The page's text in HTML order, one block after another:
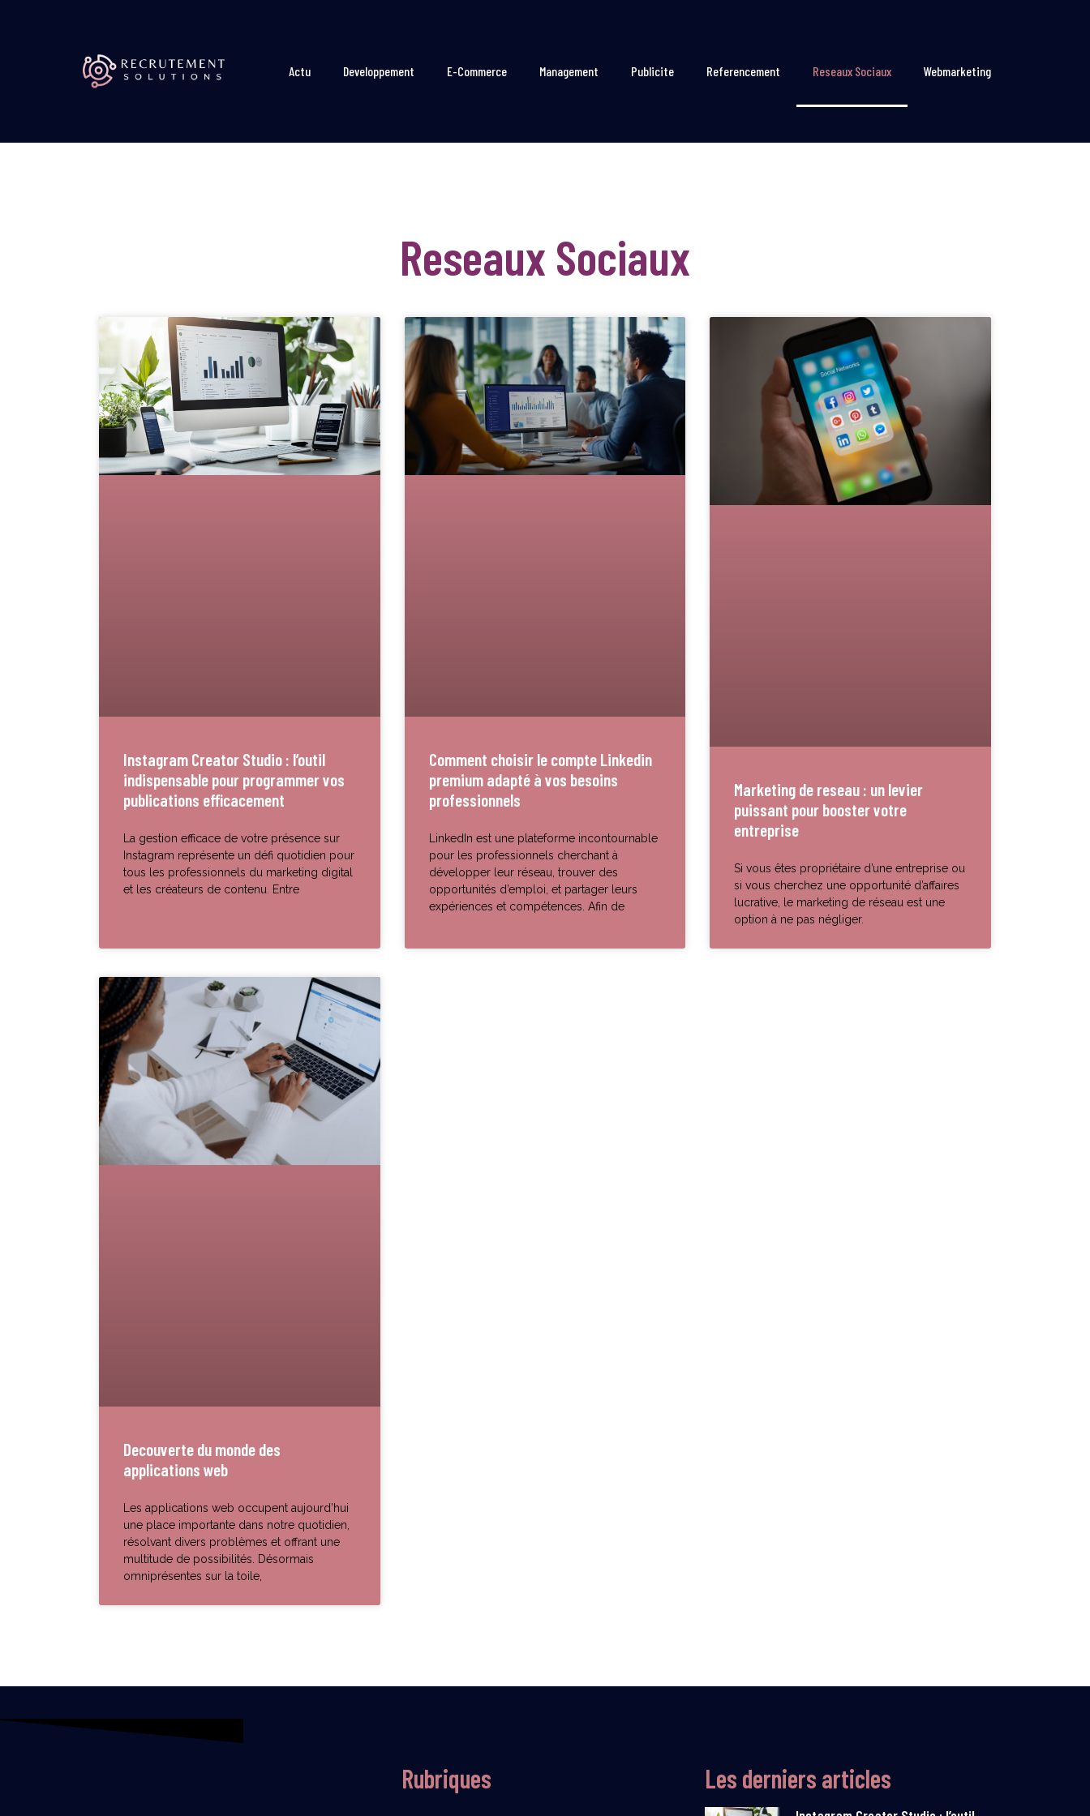
Actu Developpement E-Commerce Management Publicite Referencement Reseaux Sociaux Webmarketing
Reseaux Sociaux
Instagram Creator Studio : l’outil
indispensable pour programmer vos
publications efficacement
La gestion efficace de votre présence sur
Instagram représente un défi quotidien pour
tous les professionnels du marketing digital
et les créateurs de contenu. Entre
Comment choisir le compte Linkedin
premium adapté à vos besoins
professionnels
LinkedIn est une plateforme incontournable
pour les professionnels cherchant à
développer leur réseau, trouver des
opportunités d’emploi, et partager leurs
expériences et compétences. Afin de
Marketing de reseau : un levier
puissant pour booster votre
entreprise
Si vous êtes propriétaire d’une entreprise ou
si vous cherchez une opportunité d’affaires
lucrative, le marketing de réseau est une
option à ne pas négliger.
Decouverte du monde des
applications web
Les applications web occupent aujourd’hui
une place importante dans notre quotidien,
résolvant divers problèmes et offrant une
multitude de possibilités. Désormais
omniprésentes sur la toile,
Rubriques Les derniers articles